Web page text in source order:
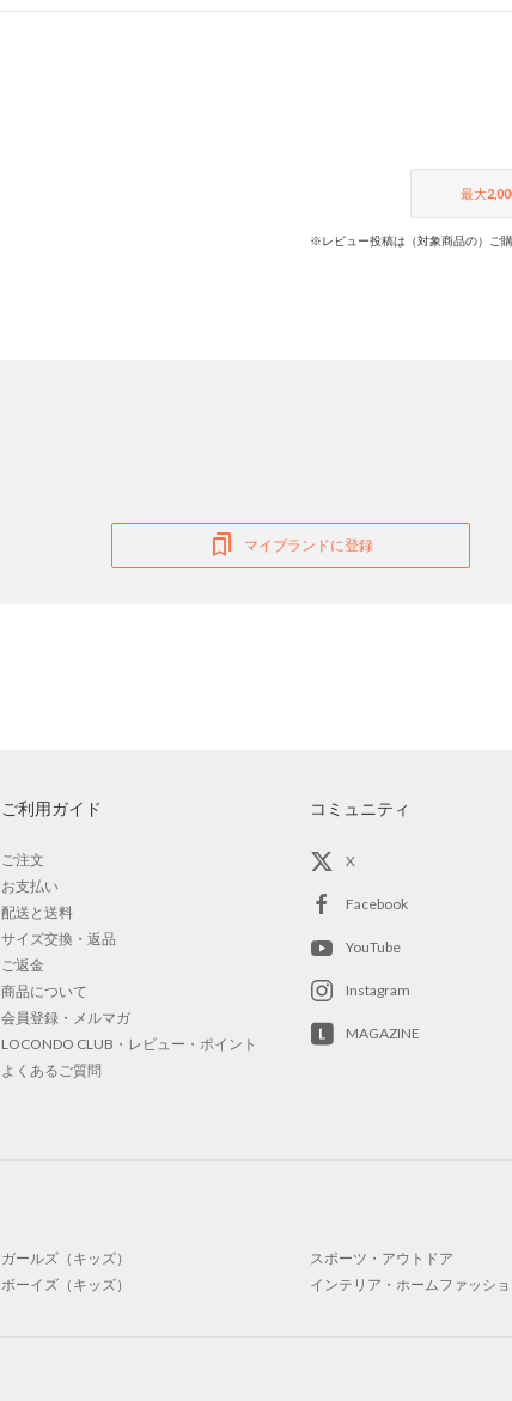
最大
※レビュー投稿は（対象商品の）ご
マイブランドに登録
ご利用ガイド
ご注文
お支払い
配送と送料
サイズ交換・返品
ご返金
商品について
会員登録・メルマガ
LOCONDO CLUB・レビュー・ポイント
よくあるご質問
コミュニティ
X
Facebook
YouTube
Instagram
MAGAZINE
ガールズ（キッズ）
ボーイズ（キッズ）
スポーツ・アウトドア
インテリア・ホームファッシ